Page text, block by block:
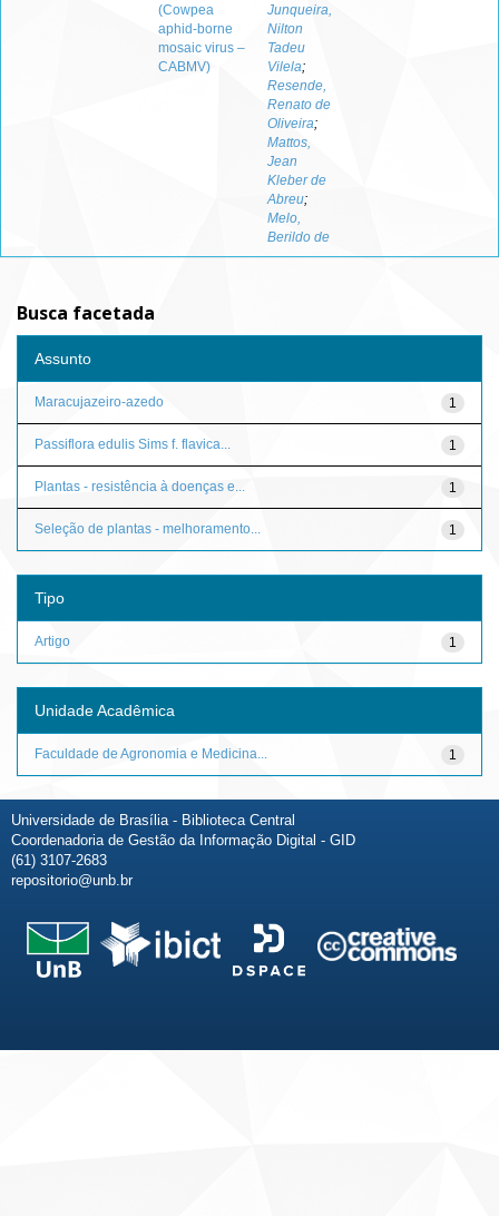
(Cowpea
aphid-borne
mosaic virus –
CABMV)
Junqueira,
Nilton
Tadeu
Vilela;
Resende,
Renato de
Oliveira;
Mattos,
Jean
Kleber de
Abreu;
Melo,
Berildo de
Busca facetada
Assunto
1
Maracujazeiro-azedo
1
Passiflora edulis Sims f. flavica...
1
Plantas - resistência à doenças e...
1
Seleção de plantas - melhoramento...
Tipo
1
Artigo
Unidade Acadêmica
1
Faculdade de Agronomia e Medicina...
Universidade de Brasília - Biblioteca Central
Coordenadoria de Gestão da Informação Digital - GID
(61) 3107-2683
repositorio@unb.br